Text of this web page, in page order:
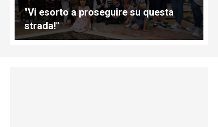
"Vi esorto a proseguire su questa
strada!"